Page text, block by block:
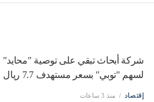
شركة أبحاث تبقي على توصية "محايد"
لسهم "توبي" بسعر مستهدف 7.7 ريال
إقتصاد منذ 3 ساعات